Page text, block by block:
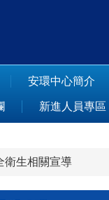
安環中心簡介
新進人員專區
衛生相關宣導